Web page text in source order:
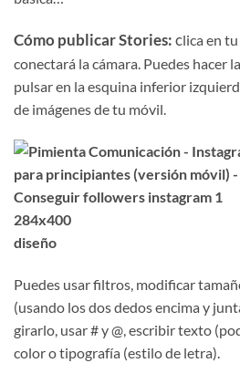
Cómo publicar Stories:clica en
conectará la cámara. Puedes hacer
pulsar en la esquina inferior
de imágenes de tu móvil.
diseño
Puedes usar filtros, modificar
(usando los dos dedos encima y
girarlo, usar # y @, escribir texto
color o tipografía (estilo de letra).